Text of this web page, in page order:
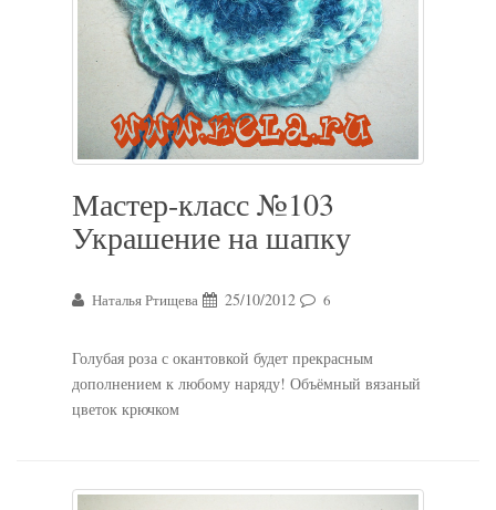
Мастер-класс №103
Украшение на шапку
Наталья Ртищева 25/10/2012 6
Голубая роза с окантовкой будет прекрасным
дополнением к любому наряду! Объёмный вязаный
цветок крючком